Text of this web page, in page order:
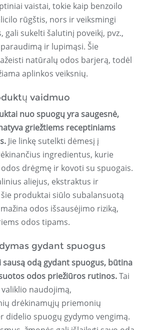
vaistai, tokie kaip benzoilo
rūgštis, nors ir veiksmingi
gali sukelti šalutinį poveikį, pvz.,
ir lupimąsi. Šie
natūralų odos barjerą, todėl
aplinkos veiksnių.
vaidmuo
nuo spuogų yra saugesnė,
griežtiems receptiniams
Jie linkę sutelkti dėmesį į
ingredientus, kurie
drėgmę ir kovoti su spuogais.
aliejus, ekstraktus ir
produktai siūlo subalansuotą
odos išsausėjimo riziką,
odos tipams.
gydant spuogus
odą gydant spuogus, būtina
odos priežiūros rutinos.Tai
naudojimą,
drėkinamųjų priemonių
didelio spuogų gydymo vengimą.